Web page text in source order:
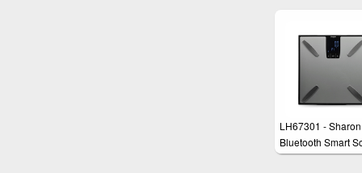
LH67301 - Sharon
Bluetooth Smart